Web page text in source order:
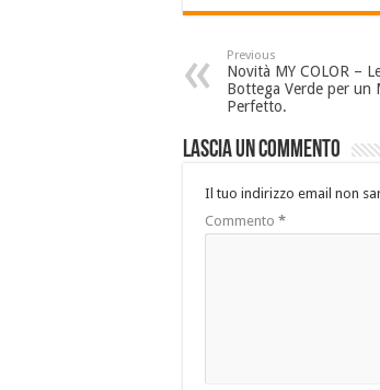
Previous
Novità MY COLOR –
Bottega Verde per un
Perfetto.
Lascia un commento
Il tuo indirizzo email non
Commento *